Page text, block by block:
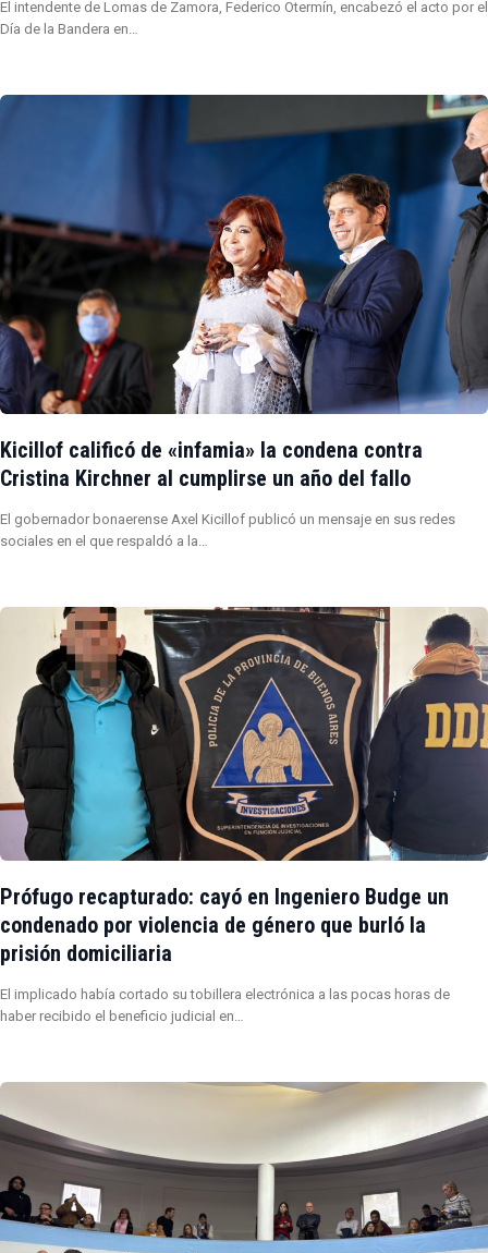
El intendente de Lomas de Zamora, Federico Otermín, encabezó el acto por el
Día de la Bandera en…
Kicillof calificó de «infamia» la condena contra
Cristina Kirchner al cumplirse un año del fallo
El gobernador bonaerense Axel Kicillof publicó un mensaje en sus redes
sociales en el que respaldó a la…
Prófugo recapturado: cayó en Ingeniero Budge un
condenado por violencia de género que burló la
prisión domiciliaria
El implicado había cortado su tobillera electrónica a las pocas horas de
haber recibido el beneficio judicial en…